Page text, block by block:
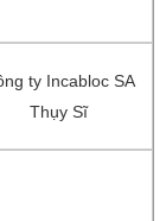
ty Incabloc SA
Thụy Sĩ